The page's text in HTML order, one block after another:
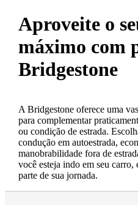
Aproveite o
máximo com
Bridgestone
A Bridgestone oferece uma
para complementar
ou condição de estrada.
condução em autoestrada,
manobrabilidade fora de
você esteja indo em seu carro,
parte de sua jornada.